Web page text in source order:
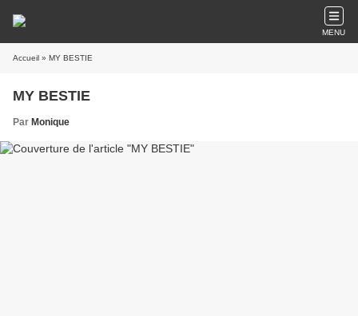
MENU
Accueil » MY BESTIE
MY BESTIE
Par Monique